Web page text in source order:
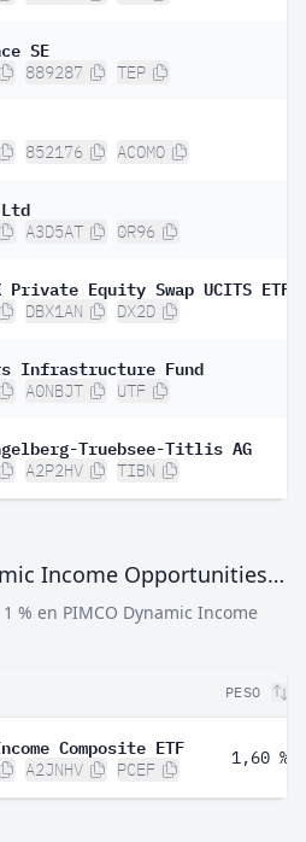
SE
889287 TEP
852176 ACOMO
A3D5AT 0R96
Equity Swap UCITS ETF
DBX1AN DX2D
Infrastructure Fund
A0NBJT UTF
Truebsee-Titlis AG
A2P2HV TIBN
ETF con PIMCO Dynamic Income Opportunities Fund
% en PIMCO Dynamic Income
PESO
Composite ETF
A2JNHV PCEF
1,60 %